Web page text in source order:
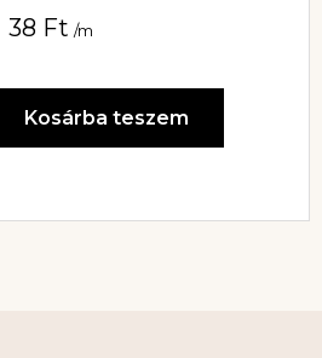
38 Ft /m
Kosárba teszem